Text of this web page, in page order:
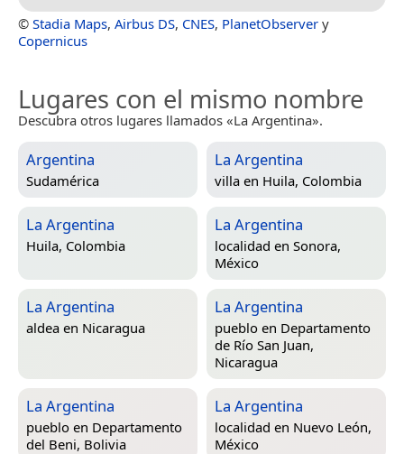
© Stadia Maps, Airbus DS, CNES, PlanetObserver y
Copernicus
Lugares con el mismo nombre
Descubra otros lugares llamados «La Argentina».
Argentina
Sudamérica
La Argentina
villa en Huila, Colombia
La Argentina
Huila, Colombia
La Argentina
localidad en Sonora,
México
La Argentina
aldea en Nicaragua
La Argentina
pueblo en Departamento
de Río San Juan,
Nicaragua
La Argentina
pueblo en Departamento
del Beni, Bolivia
La Argentina
localidad en Nuevo León,
México